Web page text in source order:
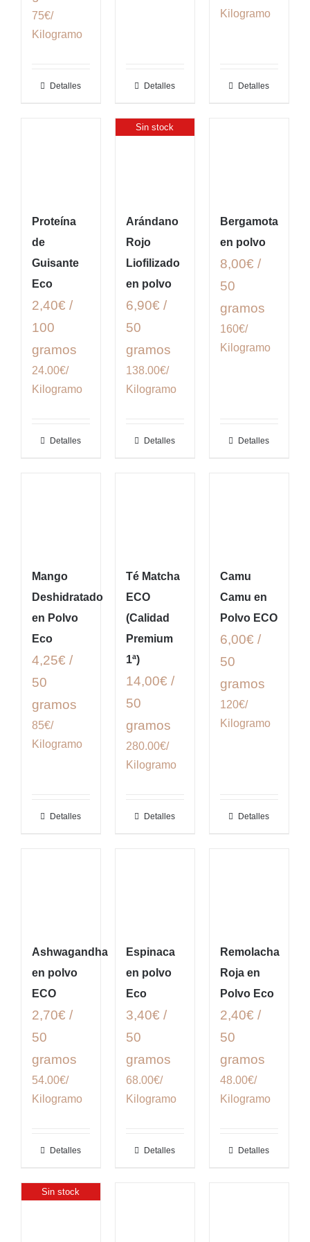
75€/
Kilogramo
Detalles Detalles
Kilogramo
Detalles
Proteína
de
Guisante
Eco
2,40€ /
100
gramos
24.00€/
Kilogramo
Detalles
Sin stock
Arándano
Rojo
Liofilizado
en polvo
6,90€ /
50
gramos
138.00€/
Kilogramo
Detalles
Bergamota
en polvo
8,00€ /
50
gramos
160€/
Kilogramo
Detalles
Mango
Deshidratado
en Polvo
Eco
4,25€ /
50
gramos
85€/
Kilogramo
Detalles
Té Matcha
ECO
(Calidad
Premium
1ª)
14,00€ /
50
gramos
280.00€/
Kilogramo
Detalles
Camu
Camu en
Polvo ECO
6,00€ /
50
gramos
120€/
Kilogramo
Detalles
Ashwagandha
en polvo
ECO
2,70€ /
50
gramos
54.00€/
Kilogramo
Detalles
Espinaca
en polvo
Eco
3,40€ /
50
gramos
68.00€/
Kilogramo
Detalles
Remolacha
Roja en
Polvo Eco
2,40€ /
50
gramos
48.00€/
Kilogramo
Detalles
Sin stock